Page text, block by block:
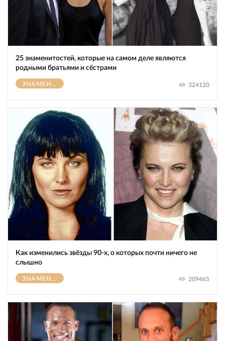
25 знаменитостей, которые на самом деле являются
родными братьями и сёстрами
ЗНАМЕНИТОСТИ 324120
Как изменились звёзды 90-х, о которых почти ничего не
слышно
ЗНАМЕНИТОСТИ 209465